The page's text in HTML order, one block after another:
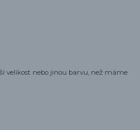
velikost nebo jinou barvu, než máme